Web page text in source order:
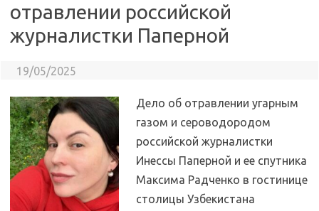
отравлении российской
журналистки Паперной
19/05/2025
Дело об отравлении угарным
газом и сероводородом
российской журналистки
Инессы Паперной и ее спутника
Максима Радченко в гостинице
столицы Узбекистана